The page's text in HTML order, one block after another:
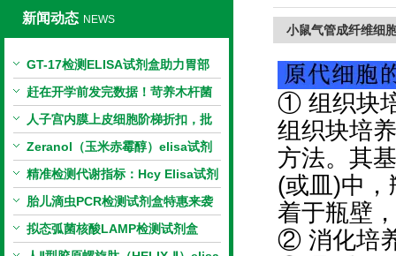
新闻动态 NEWS
GT-17检测ELISA试剂盒助力胃部
相关指标样本定量研究
赶在开学前发完数据！苛养木杆菌
PCR检测试剂盒暑假优惠开启
人子宫内膜上皮细胞阶梯折扣，批
量更划算
Zeranol（玉米赤霉醇）elisa试剂
盒特惠
精准检测代谢指标：Hcy Elisa试剂
盒的科研应用与技术特点
胎儿滴虫PCR检测试剂盒特惠来袭
拟态弧菌核酸LAMP检测试剂盒
小鼠气管成纤维细
① 组织块
组织块培
方法。其
(或皿)中
着于瓶壁
② 消化培